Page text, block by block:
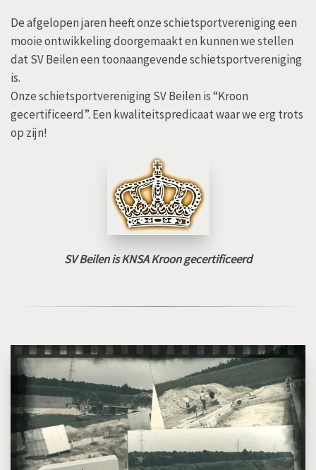
De afgelopen jaren heeft onze schietsportvereniging een
mooie ontwikkeling doorgemaakt en kunnen we stellen
dat SV Beilen een toonaangevende schietsportvereniging
is.
Onze schietsportvereniging SV Beilen is “Kroon
gecertificeerd”. Een kwaliteitspredicaat waar we erg trots
op zijn!
SV Beilen is KNSA Kroon gecertificeerd